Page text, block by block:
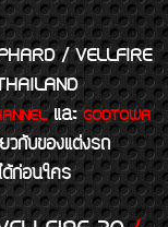
/ VELLFIRE
และGODTOWA
วกับของแต่งรถ
ด้ก่อนใคร